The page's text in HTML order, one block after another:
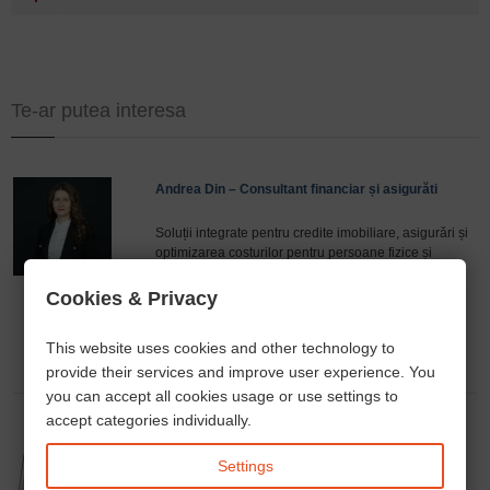
Te-ar putea interesa
Andrea Din – Consultant financiar și asigurăti
Soluții integrate pentru credite imobiliare, asigurări și
optimizarea costurilor pentru persoane fizice și
phone
Cookies & Privacy
This website uses cookies and other technology to
provide their services and improve user experience. You
you can accept all cookies usage or use settings to
accept categories individually.
Settings